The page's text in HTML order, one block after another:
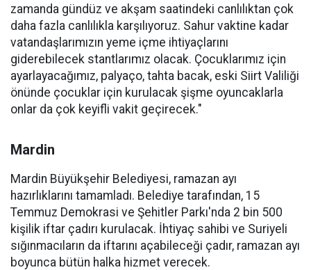
zamanda gündüz ve akşam saatindeki canlılıktan çok
daha fazla canlılıkla karşılıyoruz. Sahur vaktine kadar
vatandaşlarımızın yeme içme ihtiyaçlarını
giderebilecek stantlarımız olacak. Çocuklarımız için
ayarlayacağımız, palyaço, tahta bacak, eski Siirt Valiliği
önünde çocuklar için kurulacak şişme oyuncaklarla
onlar da çok keyifli vakit geçirecek."
Mardin
Mardin Büyükşehir Belediyesi, ramazan ayı
hazırlıklarını tamamladı. Belediye tarafından, 15
Temmuz Demokrasi ve Şehitler Parkı'nda 2 bin 500
kişilik iftar çadırı kurulacak. İhtiyaç sahibi ve Suriyeli
sığınmacıların da iftarını açabileceği çadır, ramazan ayı
boyunca bütün halka hizmet verecek.